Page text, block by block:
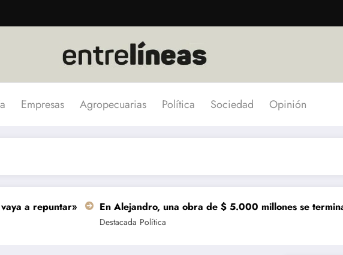
Empresas Agropecuarias Política Sociedad Opinión
En Alejandro, una obra de $ 5.000 millones se terminará 9
Política